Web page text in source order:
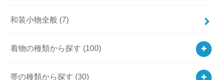
和装小物全般 (7)
着物の種類から探す (100)
帯の種類から探す (30)